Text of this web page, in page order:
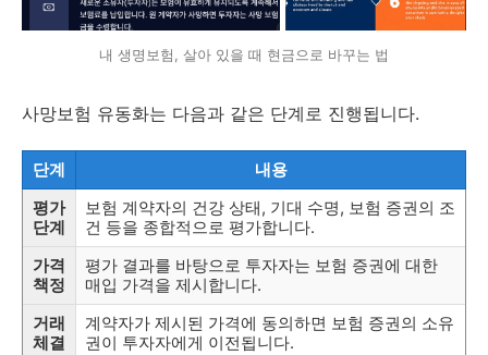
내 생명보험, 살아 있을 때 현금으로 바꾸는 법
사망보험 유동화는 다음과 같은 단계로 진행됩니다.
단계
내용
평가
단계
보험 계약자의 건강 상태, 기대 수명, 보험 증권의 조
건 등을 종합적으로 평가합니다.
가격
책정
평가 결과를 바탕으로 투자자는 보험 증권에 대한
매입 가격을 제시합니다.
거래
체결
계약자가 제시된 가격에 동의하면 보험 증권의 소유
권이 투자자에게 이전됩니다.